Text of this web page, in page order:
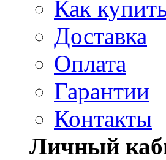
Как
Доставка
Оплата
Гарантии
Контакты
Личный